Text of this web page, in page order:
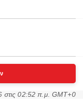
στις 02:52 π.μ. GMT+0